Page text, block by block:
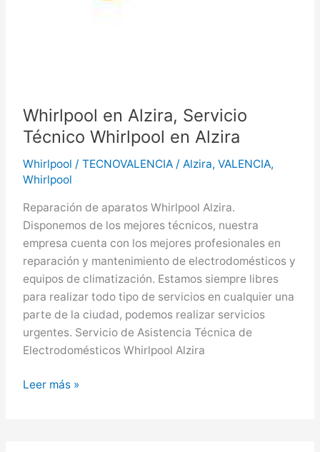
Whirlpool en Alzira, Servicio
Técnico Whirlpool en Alzira
Whirlpool / TECNOVALENCIA / Alzira, VALENCIA,
Whirlpool
Reparación de aparatos Whirlpool Alzira.
Disponemos de los mejores técnicos, nuestra
empresa cuenta con los mejores profesionales en
reparación y mantenimiento de electrodomésticos y
equipos de climatización. Estamos siempre libres
para realizar todo tipo de servicios en cualquier una
parte de la ciudad, podemos realizar servicios
urgentes. Servicio de Asistencia Técnica de
Electrodomésticos Whirlpool Alzira
Whirlpool
Leer más »